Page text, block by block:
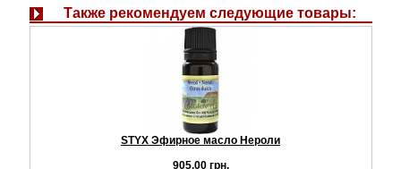
Также рекомендуем следующие товары:
STYX Эфирное масло Нероли
905,00 грн.